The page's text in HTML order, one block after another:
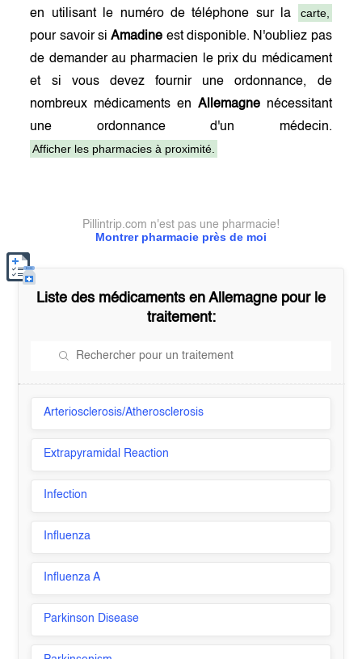
en utilisant le numéro de téléphone sur la
carte,
pour savoir siAmadine est disponible. N'oubliez pas
de demander au pharmacien le prix du médicament
et si vous devez fournir une ordonnance, de
nombreux médicaments en Allemagnenécessitant
une ordonnance d'un médecin.
Afficher les pharmacies à proximité.
Montrer pharmacie près de moi
Pillintrip.com n'est pas une pharmacie!
Liste des médicaments en Allemagne pour le
traitement:
Arteriosclerosis/Atherosclerosis
Extrapyramidal Reaction
Infection
Influenza
Influenza A
Parkinson Disease